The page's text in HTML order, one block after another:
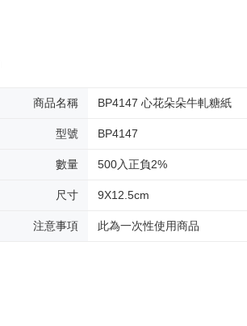
商品名稱 BP4147 心花朵朵牛軋糖紙
型號 BP4147
數量 500入正負2%
尺寸 9X12.5cm
注意事項 此為一次性使用商品